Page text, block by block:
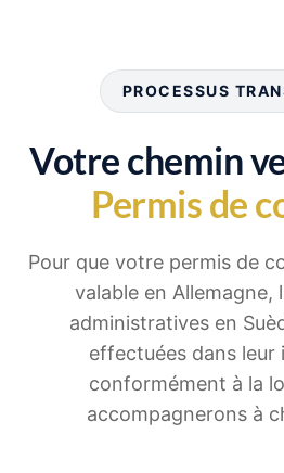
PROCESSUS
Votre chemin
Permis de
Pour que votre permis de
valable en Allemagne,
administratives en
effectuées dans leur
conformément à la
accompagnerons à